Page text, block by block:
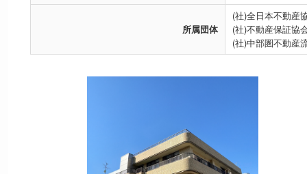
所属団体
(社)全日本不動産
(社)不動産保証協
(社)中部圏不動産